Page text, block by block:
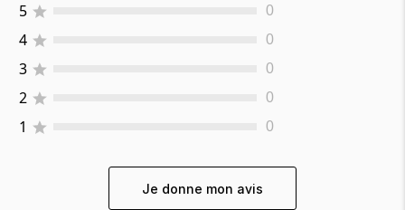
5 0
4 0
3 0
2 0
1 0
Je donne mon avis